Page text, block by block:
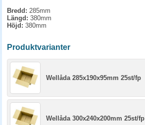
Bredd: 285mm
Längd: 380mm
Höjd: 380mm
Produktvarianter
Wellåda 285x190x95mm 25st/fp
Wellåda 300x240x200mm 25st/fp